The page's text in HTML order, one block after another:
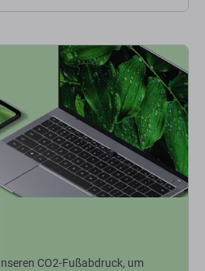
CO2-Fußabdruck, um